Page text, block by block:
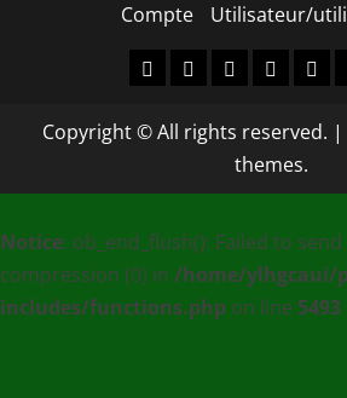
Compte
Utilisateur/
Accueil
À
Nos
Contact
[
–
PLUS
:
de
Copyright © All rights reserved. |
themes.
Notice: ob_end_flush(): Failed to
compression (0) in /home/ylhgcaui/
includes/functions.php on line 5493